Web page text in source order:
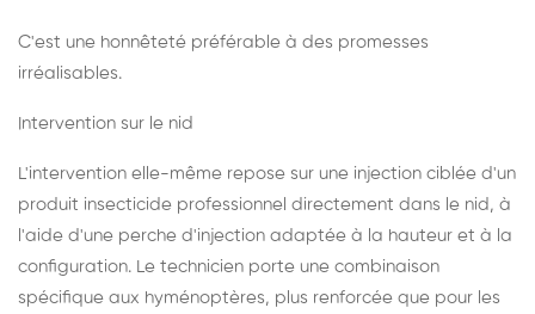
C'est une honnêteté préférable à des promesses
irréalisables.
Intervention sur le nid
L'intervention elle-même repose sur une injection ciblée d'un
produit insecticide professionnel directement dans le nid, à
l'aide d'une perche d'injection adaptée à la hauteur et à la
configuration. Le technicien porte une combinaison
spécifique aux hyménoptères, plus renforcée que pour les